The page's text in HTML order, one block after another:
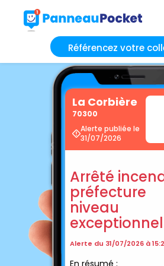
Référencez votre
La Corbière
70300
Alerte publiée le
31/07/2026
Arrêté
préfecture
niveau
exceptionnel
Alerte du 31/07/2026 à
En résumé :